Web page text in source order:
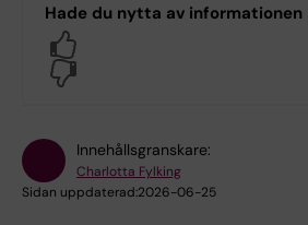
Logga in med KI-ID
Hade du nytta av informationen
Innehållsgranskare:
Charlotta Fylking
Sidan uppdaterad:2026-06-25